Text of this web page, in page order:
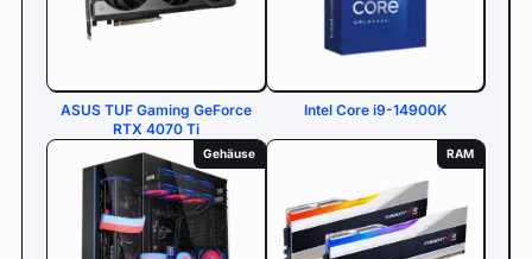
ASUS TUF Gaming GeForce
RTX 4070 Ti
Intel Core i9-14900K
Gehäuse RAM